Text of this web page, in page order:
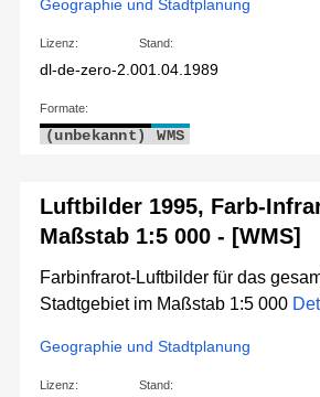
Geographie und Stadtplanung
Lizenz:
dl-de-zero-2.0
Stand:
01.04.1989
Formate:
(unbekannt) WMS
Luftbilder 1995, Farb-
Maßstab 1:5 000 - [WMS]
Farbinfrarot-Luftbilder für das
Stadtgebiet im Maßstab 1:5 000
Geographie und Stadtplanung
Lizenz: Stand: